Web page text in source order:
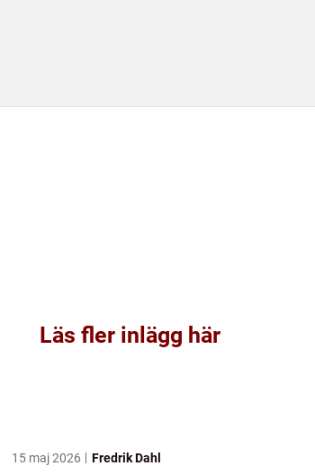
Läs fler inlägg här
15 maj 2026 Fredrik Dahl